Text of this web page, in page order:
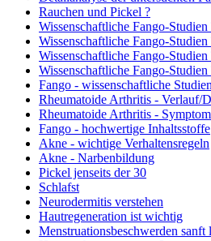
Rauchen und Pickel ?
Wissenschaftliche Fango-
Wissenschaftliche Fango-
Wissenschaftliche Fango-
Wissenschaftliche Fango-Studien
Fango - wissenschaftliche Studien
Rheumatoide Arthritis - Verlauf/
Rheumatoide Arthritis -
Fango - hochwertige Inhaltsstoffe
Akne - wichtige Verhaltensregeln
Akne - Narbenbildung
Pickel jenseits der 30
Schlafst
Neurodermitis verstehen
Hautregeneration ist wichtig
Menstruationsbeschwerden sanft